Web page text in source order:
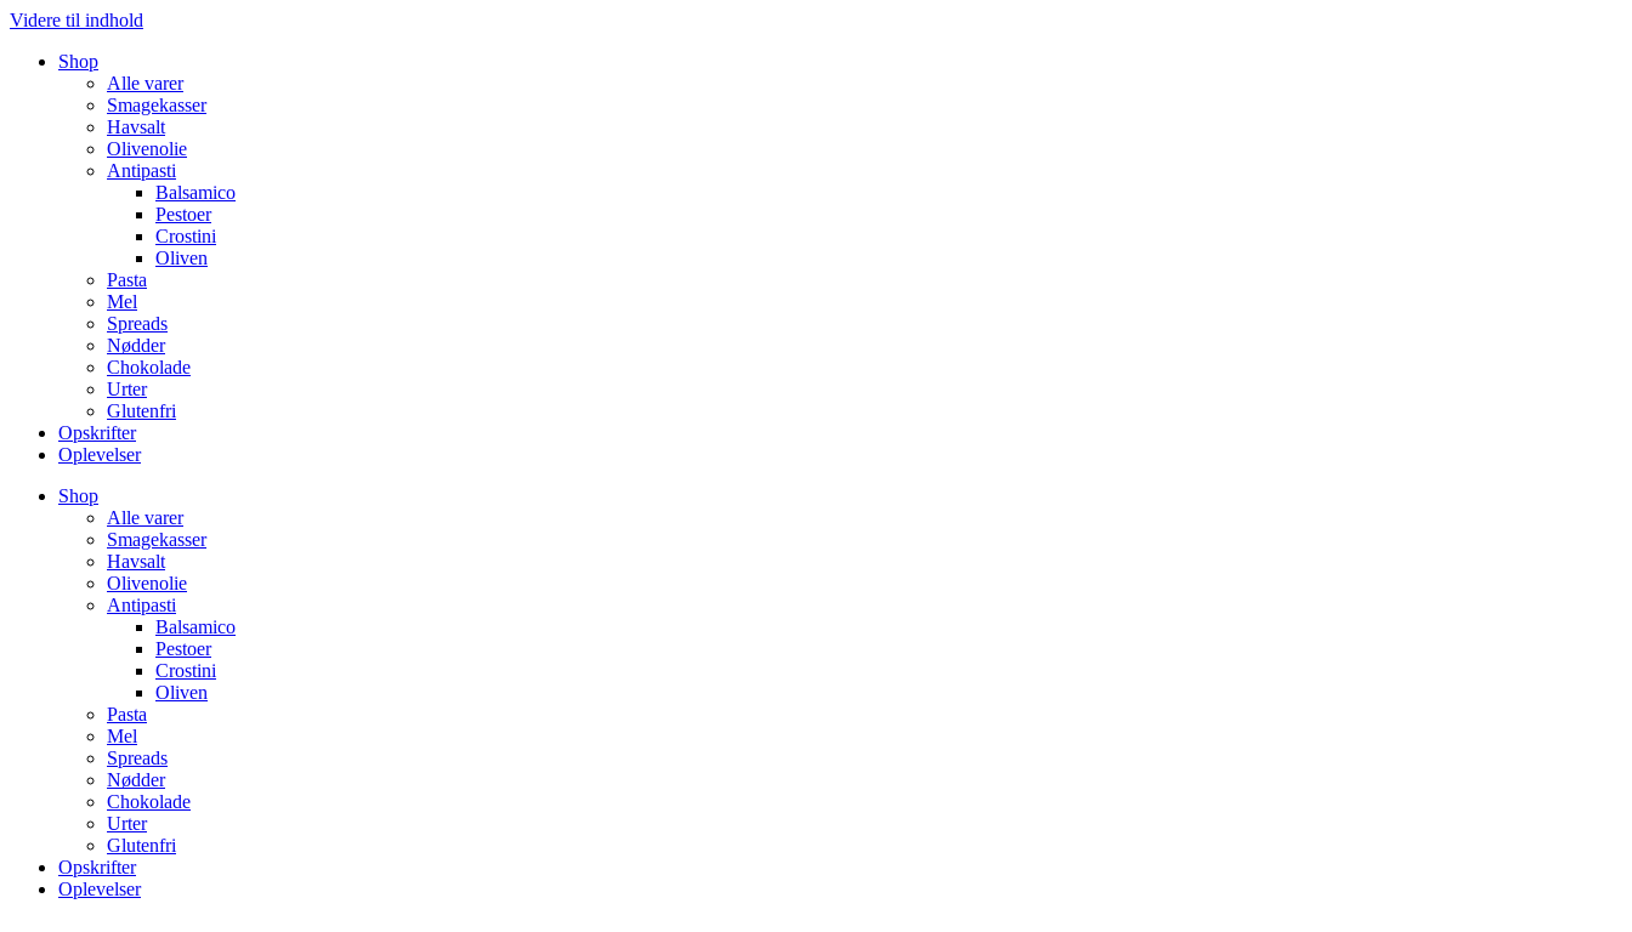
Videre til indhold
Shop
Alle varer
Smagekasser
Havsalt
Olivenolie
Antipasti
Balsamico
Pestoer
Crostini
Oliven
Pasta
Mel
Spreads
Nødder
Chokolade
Urter
Glutenfri
Opskrifter
Oplevelser
Shop
Alle varer
Smagekasser
Havsalt
Olivenolie
Antipasti
Balsamico
Pestoer
Crostini
Oliven
Pasta
Mel
Spreads
Nødder
Chokolade
Urter
Glutenfri
Opskrifter
Oplevelser